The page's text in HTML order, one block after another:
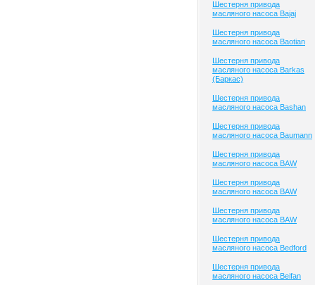
Шестерня привода
масляного насоса Bajaj
Шестерня привода
масляного насоса Baotian
Шестерня привода
масляного насоса Barkas
(Баркас)
Шестерня привода
масляного насоса Bashan
Шестерня привода
масляного насоса Baumann
Шестерня привода
масляного насоса BAW
Шестерня привода
масляного насоса BAW
Шестерня привода
масляного насоса BAW
Шестерня привода
масляного насоса Bedford
Шестерня привода
масляного насоса Beifan